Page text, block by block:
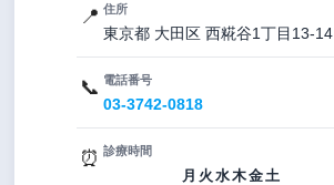
📍 住所
東京都 大田区 西糀谷1丁目13-14
📞 電話番号
03-3742-0818
⏰ 診療時間
月 火 水木金 土